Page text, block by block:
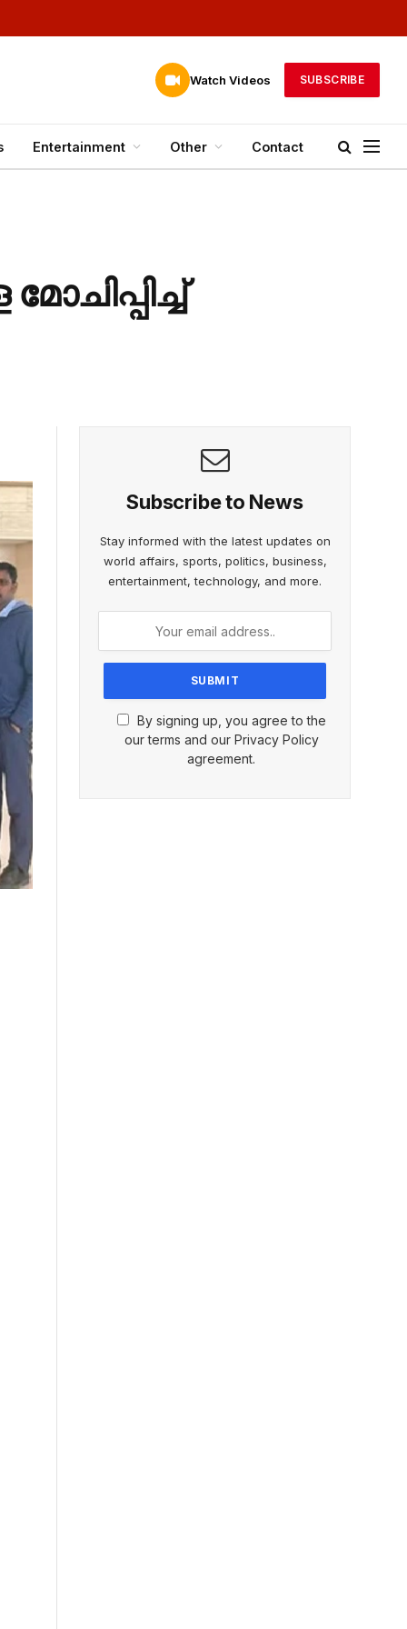
Watch Videos SUBSCRIBE
Entertainment Other Contact
Subscribe to News
Stay informed with the latest updates on
world affairs, sports, politics, business,
entertainment, technology, and more.
By signing up, you agree to the
our terms and our Privacy Policy
agreement.